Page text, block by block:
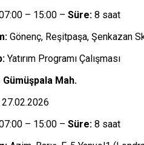
– 15:00 – Süre: 8 saat
Gönenç, Reşitpaşa, Şenkazan
Yatırım Programı Çalışması
Gümüşpala Mah.
27.02.2026
– 15:00 – Süre: 8 saat